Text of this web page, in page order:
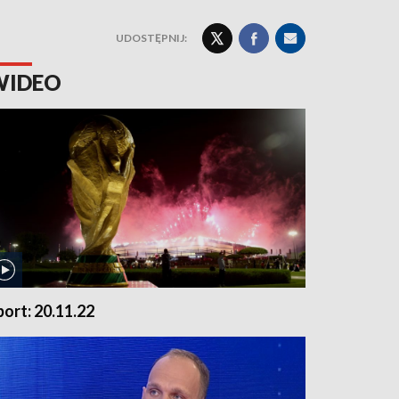
UDOSTĘPNIJ:
20.11.22